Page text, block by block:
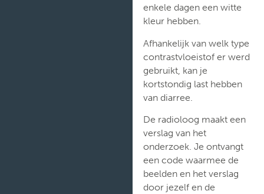
enkele dagen een witte
kleur hebben.
Afhankelijk van welk type
contrastvloeistof er werd
gebruikt, kan je
kortstondig last hebben
van diarree.
De radioloog maakt een
verslag van het
onderzoek. Je ontvangt
een code waarmee de
beelden en het verslag
door jezelf en de